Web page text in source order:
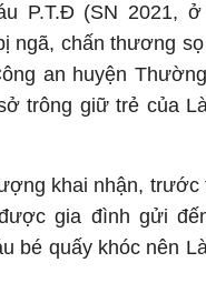
P.T.Đ (SN 2021,
ngã, chấn thương
an huyện
trông giữ trẻ của
khai nhận, trước
gia đình gửi
bé quấy khóc nên